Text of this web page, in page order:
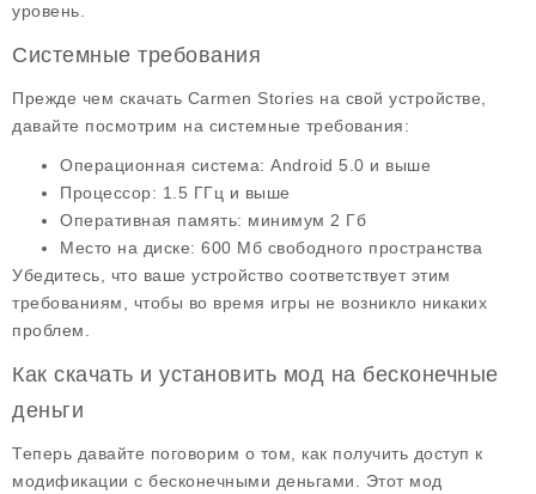
уровень.
Системные требования
Прежде чем скачать Carmen Stories на свой устройстве,
давайте посмотрим на системные требования:
Операционная система: Android 5.0 и выше
Процессор: 1.5 ГГц и выше
Оперативная память: минимум 2 Гб
Место на диске: 600 Мб свободного пространства
Убедитесь, что ваше устройство соответствует этим
требованиям, чтобы во время игры не возникло никаких
проблем.
Как скачать и установить мод на бесконечные
деньги
Теперь давайте поговорим о том, как получить доступ к
модификации с бесконечными деньгами . Этот мод